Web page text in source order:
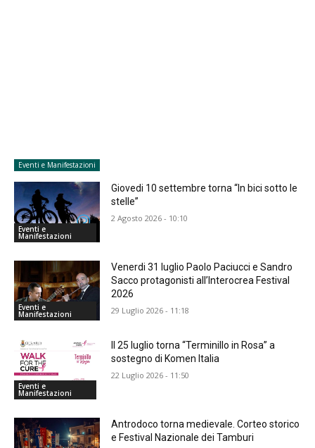
Eventi e Manifestazioni
Eventi e
Manifestazioni
Giovedi 10 settembre torna “In bici sotto le
stelle”
2 Agosto 2026 - 10:10
Eventi e
Manifestazioni
Venerdi 31 luglio Paolo Paciucci e Sandro
Sacco protagonisti all’Interocrea Festival
2026
29 Luglio 2026 - 11:18
Eventi e
Manifestazioni
Il 25 luglio torna “Terminillo in Rosa” a
sostegno di Komen Italia
22 Luglio 2026 - 11:50
Antrodoco torna medievale. Corteo storico
e Festival Nazionale dei Tamburi